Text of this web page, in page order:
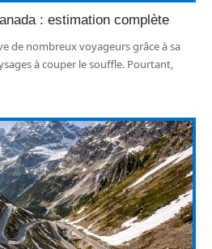
: estimation complète
de nombreux voyageurs grâce à sa
à couper le souffle. Pourtant,